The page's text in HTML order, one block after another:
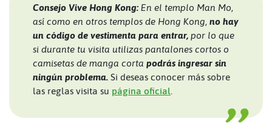
Consejo Vive Hong Kong: En el templo Man Mo,
así como en otros templos de Hong Kong, no hay
un código de vestimenta para entrar, por lo que
si durante tu visita utilizas pantalones cortos o
camisetas de manga corta podrás ingresar sin
ningún problema. Si deseas conocer más sobre
las reglas visita su página oficial